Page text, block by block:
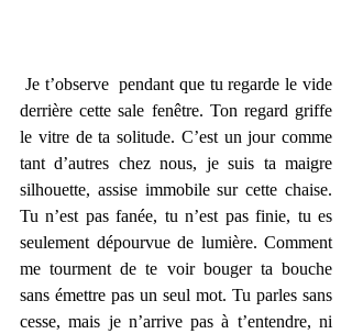
derrière cette sale fenêtre. Ton regard griffe
le vitre de ta solitude. C’est un jour comme
tant d’autres chez nous, je suis ta maigre
silhouette, assise immobile sur cette chaise.
Tu n’est pas fanée, tu n’est pas finie, tu es
seulement dépourvue de lumière. Comment
me tourment de te voir bouger ta bouche
sans émettre pas un seul mot. Tu parles sans
cesse, mais je n’arrive pas à t’entendre, ni